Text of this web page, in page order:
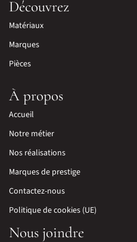
Découvrez
Matériaux
Marques
Pièces
À propos
Accueil
Notre métier
Nos réalisations
Marques de prestige
Contactez-nous
Politique de cookies (UE)
Nous joindre